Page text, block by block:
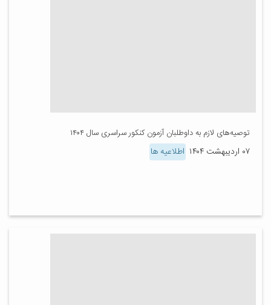
توصیه‌های لازم به داوطلبان آزمون کنکور سراسری سال ۱۴۰۴
۰۷ اردیبهشت ۱۴۰۴ اطلاعیه ها